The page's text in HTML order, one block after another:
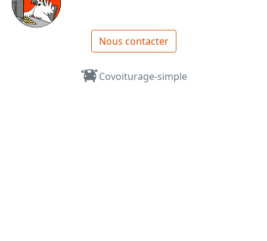
Nous contacter
Covoiturage-simple